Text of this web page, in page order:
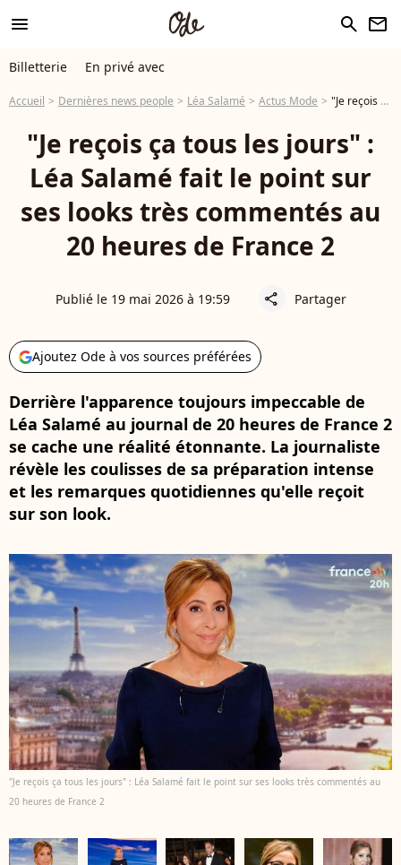
menu search newsletter
Billetterie En privé avec
Accueil Dernières news people Léa Salamé Actus Mode "Je reçois ça tous les jours" : Léa Salamé fait le point sur ses looks très commentés au 20 heures de France 2
"Je reçois ça tous les jours" :
Léa Salamé fait le point sur
ses looks très commentés au
20 heures de France 2
Publié le 19 mai 2026 à 19:59 share Partager
Ajoutez Ode à vos sources préférées
Derrière l'apparence toujours impeccable de
Léa Salamé au journal de 20 heures de France 2
se cache une réalité étonnante. La journaliste
révèle les coulisses de sa préparation intense
et les remarques quotidiennes qu'elle reçoit
sur son look.
"Je reçois ça tous les jours" : Léa Salamé fait le point sur ses looks très commentés au
20 heures de France 2